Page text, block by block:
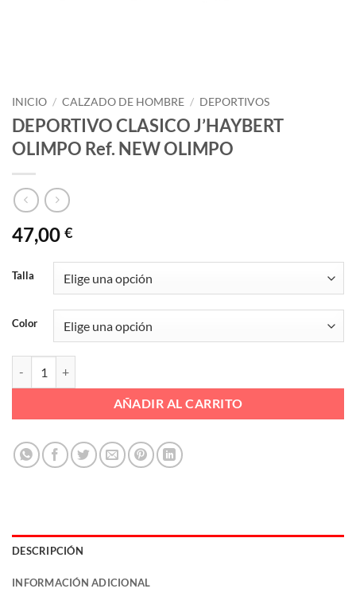
INICIO / CALZADO DE HOMBRE / DEPORTIVOS
DEPORTIVO CLASICO J’HAYBERT
OLIMPO Ref. NEW OLIMPO
47,00 €
Talla
Color
AÑADIR AL CARRITO
DESCRIPCIÓN
INFORMACIÓN ADICIONAL